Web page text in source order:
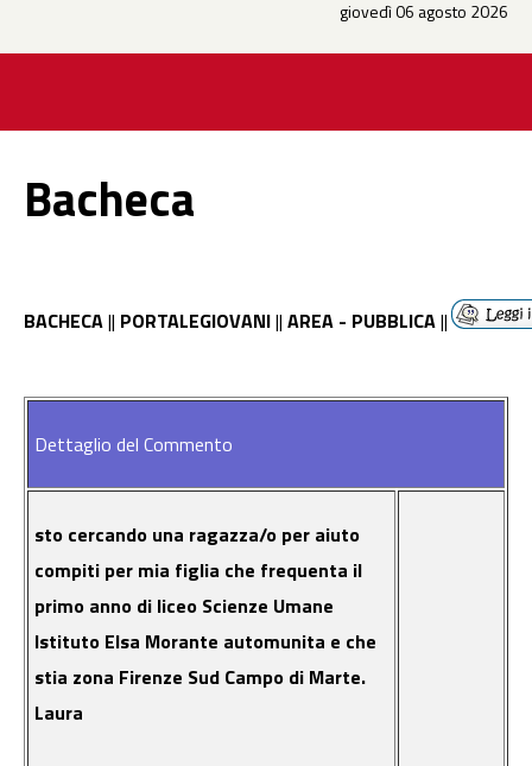
giovedì 06 agosto 2026
Bacheca
BACHECA|| PORTALEGIOVANI|| AREA - PUBBLICA||
Dettaglio del Commento
sto cercando una ragazza/o per aiuto
compiti per mia figlia che frequenta il
primo anno di liceo Scienze Umane
Istituto Elsa Morante automunita e che
stia zona Firenze Sud Campo di Marte.
Laura